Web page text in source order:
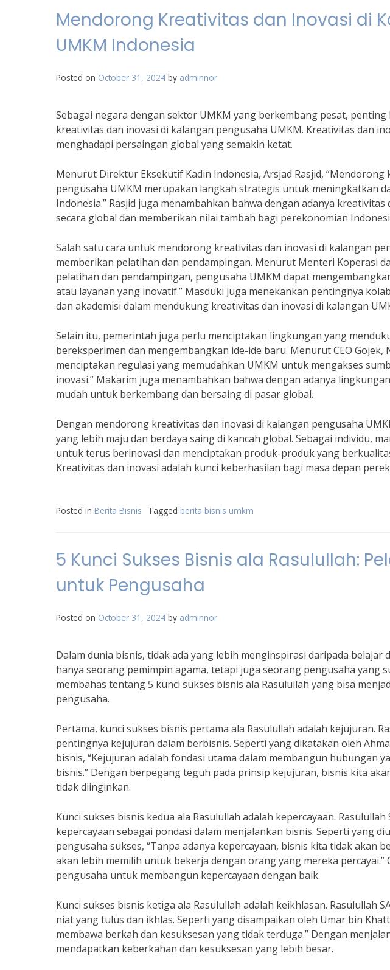
Mendorong Kreativitas dan Inovasi di
UMKM Indonesia
Posted on October 31, 2024 by adminnor
Sebagai negara dengan sektor UMKM yang berkembang pesat,
kreativitas dan inovasi di kalangan pengusaha UMKM. Kreativitas dan
menghadapi persaingan global yang semakin ketat.
Menurut Direktur Eksekutif Kadin Indonesia, Arsjad Rasjid,
pengusaha UMKM merupakan langkah strategis untuk meningkatkan
Indonesia.” Rasjid juga menambahkan bahwa dengan adanya
secara global dan memberikan nilai tambah bagi perekonomian
Salah satu cara untuk mendorong kreativitas dan inovasi di kalangan
memberikan pelatihan dan pendampingan. Menurut Menteri Koperasi
pelatihan dan pendampingan, pengusaha UMKM dapat
atau layanan yang inovatif.” Masduki juga menekankan pentingnya
dan akademisi dalam mendukung kreativitas dan inovasi di kalangan
Selain itu, pemerintah juga perlu menciptakan lingkungan yang
bereksperimen dan mengembangkan ide-ide baru. Menurut CEO Gojek,
menciptakan regulasi yang memudahkan UMKM untuk mengakses
inovasi.” Makarim juga menambahkan bahwa dengan adanya
mudah untuk berkembang dan bersaing di pasar global.
Dengan mendorong kreativitas dan inovasi di kalangan pengusaha
yang lebih maju dan berdaya saing di kancah global. Sebagai individu,
untuk terus berinovasi dan menciptakan produk-produk yang
Kreativitas dan inovasi adalah kunci keberhasilan bagi masa depan
Posted in Berita Bisnis Tagged berita bisnis umkm
5 Kunci Sukses Bisnis ala Rasulullah:
untuk Pengusaha
Posted on October 31, 2024 by adminnor
Dalam dunia bisnis, tidak ada yang lebih menginspirasi daripada belajar
hanya seorang pemimpin agama, tetapi juga seorang pengusaha yang
membahas tentang 5 kunci sukses bisnis ala Rasulullah yang bisa
pengusaha.
Pertama, kunci sukses bisnis pertama ala Rasulullah adalah kejujuran.
pentingnya kejujuran dalam berbisnis. Seperti yang dikatakan oleh
bisnis, “Kejujuran adalah fondasi utama dalam membangun hubungan
bisnis.” Dengan berpegang teguh pada prinsip kejujuran, bisnis kita
tidak diinginkan.
Kunci sukses bisnis kedua ala Rasulullah adalah kepercayaan.
kepercayaan sebagai pondasi dalam menjalankan bisnis. Seperti yang
pengusaha sukses, “Tanpa adanya kepercayaan, bisnis kita tidak akan
akan lebih memilih untuk bekerja dengan orang yang mereka
pengusaha untuk membangun kepercayaan dengan baik.
Kunci sukses bisnis ketiga ala Rasulullah adalah keikhlasan. Rasulullah
niat yang tulus dan ikhlas. Seperti yang disampaikan oleh Umar bin
membawa berkah dan kesuksesan yang tidak terduga.” Dengan
mendapatkan keberkahan dan kesuksesan yang lebih besar.